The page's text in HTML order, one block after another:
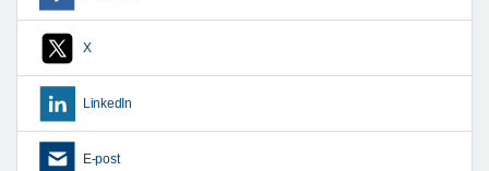
X
LinkedIn
E-post